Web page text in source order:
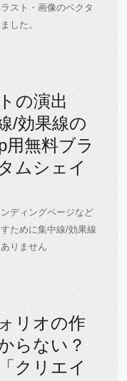
スト・画像のベクタ
した。
の演出
/効果線の
用無料ブラ
ムシェイ
ディングページなど
ために集中線/効果線
りません
リオの作
らない？
クリエイ